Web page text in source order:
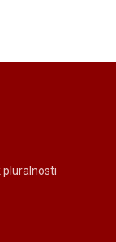
pluralnosti